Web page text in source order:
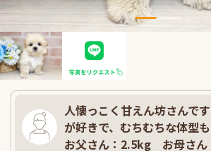
人懐っこく甘えん坊さんで
が好きで、むちむちな体型
お父さん：2.5kg お母さん